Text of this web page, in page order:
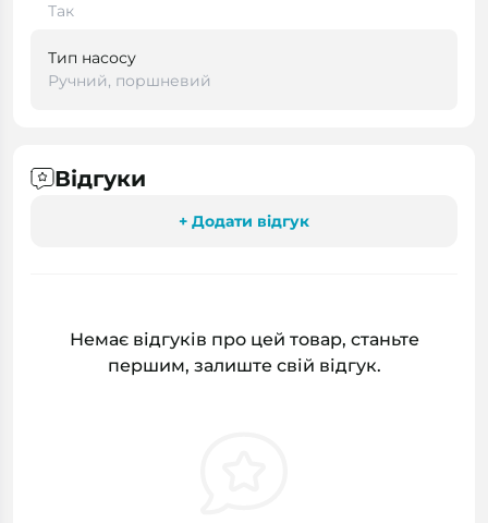
Так
Тип насосу
Ручний, поршневий
Відгуки
+ Додати відгук
Немає відгуків про цей товар, станьте
першим, залиште свій відгук.